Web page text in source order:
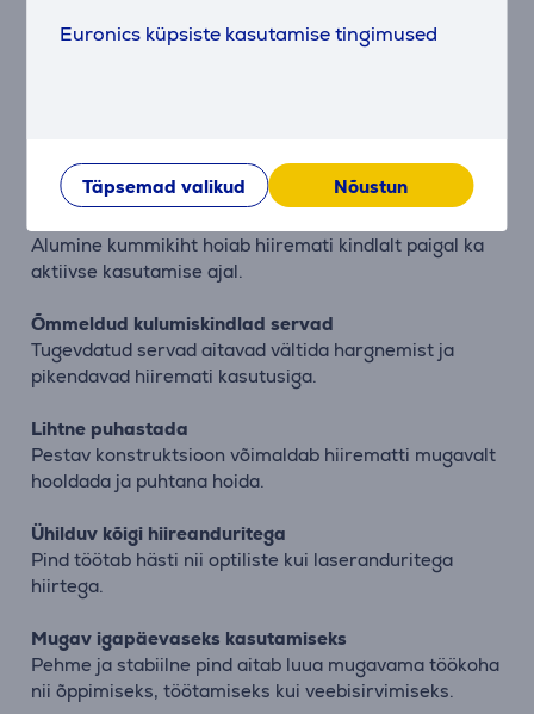
Euronics küpsiste kasutamise tingimused
Täpsemad valikud Nõustun
Boye hiirematt pakub sujuvat hiire liikumist ja
liikumise igapäevaste ülesannete täitmisel.
Alumine kummikiht hoiab hiiremati kindlalt paigal ka
aktiivse kasutamise ajal.
Õmmeldud kulumiskindlad servad
Tugevdatud servad aitavad vältida hargnemist ja
pikendavad hiiremati kasutusiga.
Lihtne puhastada
Pestav konstruktsioon võimaldab hiirematti mugavalt
hooldada ja puhtana hoida.
Ühilduv kõigi hiireanduritega
Pind töötab hästi nii optiliste kui laseranduritega
hiirtega.
Mugav igapäevaseks kasutamiseks
Pehme ja stabiilne pind aitab luua mugavama töökoha
nii õppimiseks, töötamiseks kui veebisirvimiseks.